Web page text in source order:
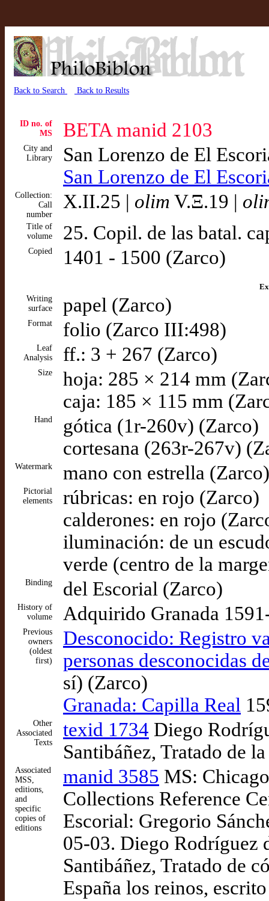
Back to Search Back to Results
ID no. of
MS
BETA manid 2103
City and
Library
San Lorenzo de El
San Lorenzo de El
Collection:
Call
number
X.II.25 | olim V.Ξ.19 |
Title of
volume
25. Copil. de las batal.
Copied 1401 - 1500 (Zarco)
Writing
surface
papel (Zarco)
Format folio (Zarco III:498)
Leaf
Analysis
ff.: 3 + 267 (Zarco)
Size
hoja: 285 × 214 mm
caja: 185 × 115 mm
Hand
gótica (1r-260v) (Zarco)
cortesana (263r-267v)
Watermark mano con estrella (Zarco)
Pictorial
elements
rúbricas: en rojo (Zarco)
calderones: en rojo
iluminación: de un
verde (centro de la
Binding del Escorial (Zarco)
History of
volume
Adquirido Granada
Previous
owners
(oldest
first)
Desconocido: Registro
personas desconocidas
sí) (Zarco)
Granada: Capilla Real
Other
Associated
Texts
texid 1734 Diego
Santibáñez, Tratado de
Associated
MSS,
editions,
and
specific
copies of
editions
manid 3585 MS:
Collections Reference
Escorial: Gregorio
05-03. Diego Rodríguez
Santibáñez, Tratado de
España los reinos,